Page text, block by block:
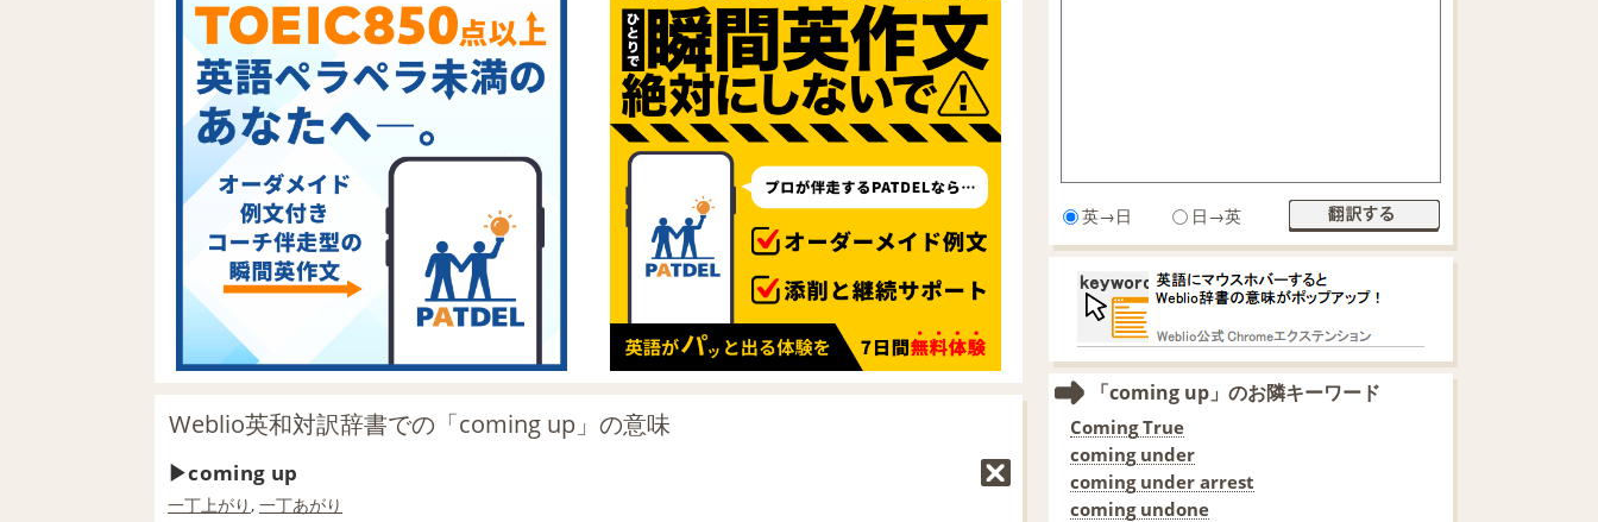
Weblio英和対訳辞書での「coming up」の意味
coming up
一丁 上がり , 一丁あがり
英→日 日→英
「coming up」のお隣キーワード
Coming True
coming under
coming under arrest
coming undone